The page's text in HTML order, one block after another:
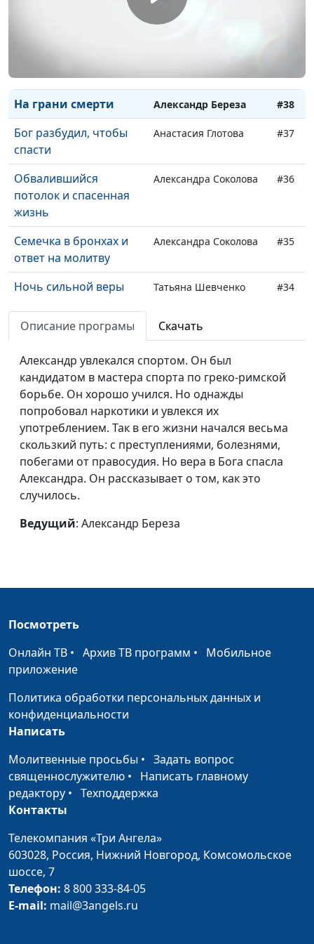
Куда пойти учиться? Дарий Верещак #39
На грани смерти Александр Береза #38
Бог разбудил, чтобы
спасти
Анастасия Глотова #37
Обвалившийся
потолок и спасенная
жизнь
Александра Соколова #36
Семечка в бронхах и
ответ на молитву
Александра Соколова #35
Ночь сильной веры Татьяна Шевченко #34
Канистра бензина - от
Бога в подарок
Мама, я хочу стать
другой!
Елена Смирнова
Есть другая жизнь Сергей Петелин
Жизнь можно
изменить
Алексей Овсяников #30
Как оживает надежда Андрей Кудряшов
Когда находишь,
Помощь сиротам
Видеть нужду
человека
Павел Меженин
Опухоль мозга и
доверие Богу
Павел Меженин
«Помогите мне,
пожалуйста!»
Павел Меженин
ответ на молитву
Молитва об исцелении
Приемная семья
Описание програмы Скачать
Александр увлекался спортом. Он был
кандидатом в мастера спорта по греко-римской
борьбе. Он хорошо учился. Но однажды
попробовал наркотики и увлекся их
употреблением. Так в его жизни начался весьма
скользкий путь: с преступлениями, болезнями,
побегами от правосудия. Но вера в Бога спасла
Александра. Он рассказывает о том, как это
случилось.
Ведущий: Александр Береза
Посмотреть
Онлайн ТВ • Архив ТВ программ • Мобильное
приложение
Политика обработки персональных данных и
конфиденциальности
Написать
Молитвенные просьбы • Задать вопрос
священнослужителю • Написать главному
редактору • Техподдержка
Контакты
Телекомпания «Три Ангела»
603028, Россия, Нижний Новгород, Комсомольское
шоссе, 7
Телефон: 8 800 333-84-05
E-mail: mail@3angels.ru